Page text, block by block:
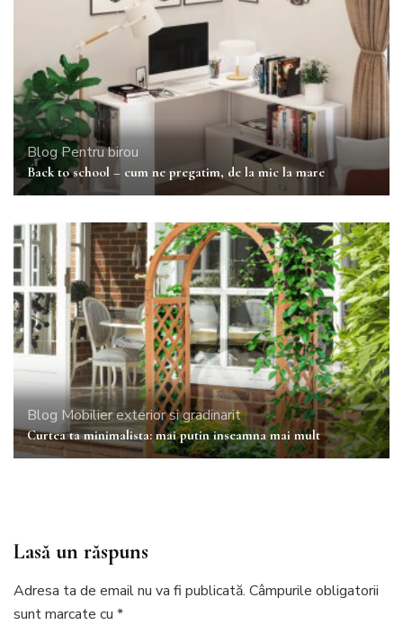
BlogPentru birou
Back to school – cum ne pregatim, de la mic la mare
Blog Mobilier exterior si gradinarit
Curtea ta minimalista: mai putin inseamna mai mult
Lasă un răspuns
Adresa ta de email nu va fi publicată. Câmpurile obligatorii
sunt marcate cu *